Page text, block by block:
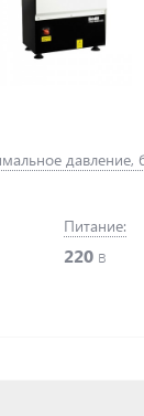
давление,
Питание:
220 в